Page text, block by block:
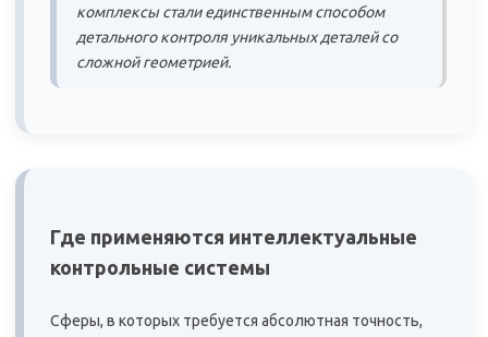
комплексы стали единственным способом
детального контроля уникальных деталей со
сложной геометрией.
Где применяются интеллектуальные
контрольные системы
Сферы, в которых требуется абсолютная точность,